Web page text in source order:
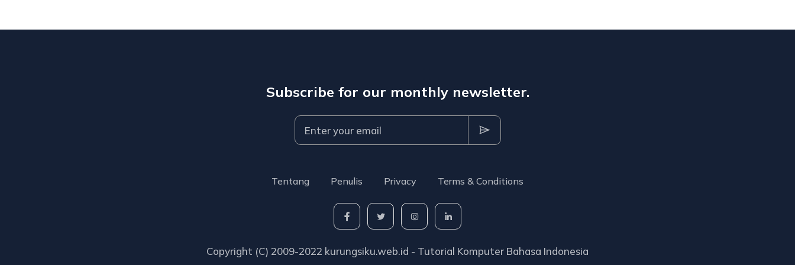
Subscribe for our monthly newsletter.
Tentang Penulis Privacy Terms & Conditions
Copyright (C) 2009-2022 kurungsiku.web.id - Tutorial Komputer Bahasa Indonesia